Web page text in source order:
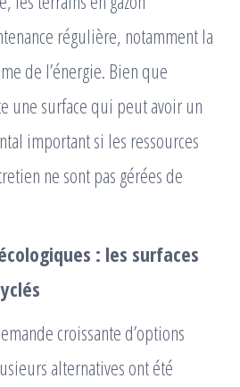
régulière, notamment la
de l’énergie. Bien que
une surface qui peut avoir un
important si les ressources
ne sont pas gérées de
: les surfaces
croissante d’options
alternatives ont été